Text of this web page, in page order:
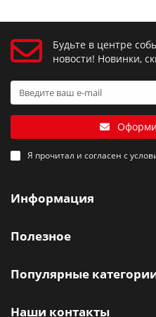
Будьте в центре
новости! Новинки,
Я прочитал и согласен с
Информация
Полезное
Популярные
Наши контакты